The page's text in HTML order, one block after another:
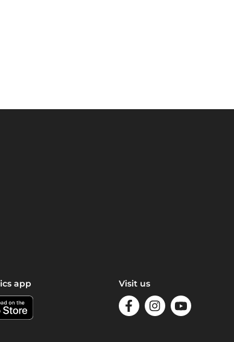
app Visit us